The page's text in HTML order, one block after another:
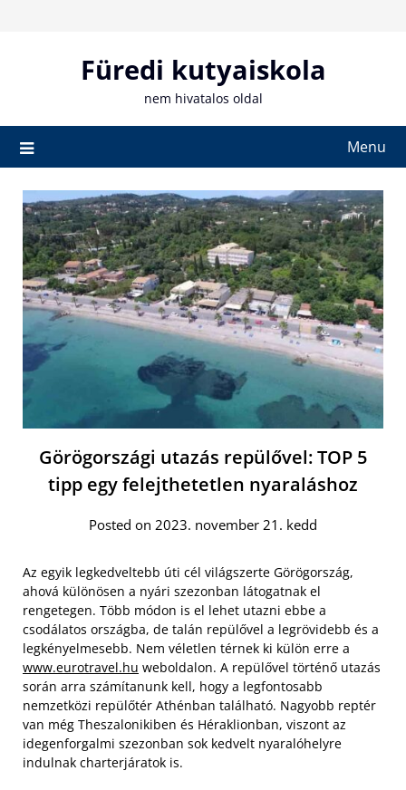
Füredi kutyaiskola
nem hivatalos oldal
Menu
Görögországi utazás repülővel: TOP 5
tipp egy felejthetetlen nyaraláshoz
Posted on 2023. november 21. kedd
Az egyik legkedveltebb úti cél világszerte Görögország,
ahová különösen a nyári szezonban látogatnak el
rengetegen. Több módon is el lehet utazni ebbe a
csodálatos országba, de talán repülővel a legrövidebb és a
legkényelmesebb. Nem véletlen térnek ki külön erre a
www.eurotravel.hu weboldalon. A repülővel történő utazás
során arra számítanunk kell, hogy a legfontosabb
nemzetközi repülőtér Athénban található. Nagyobb reptér
van még Theszalonikiben és Héraklionban, viszont az
idegenforgalmi szezonban sok kedvelt nyaralóhelyre
indulnak charterjáratok is.